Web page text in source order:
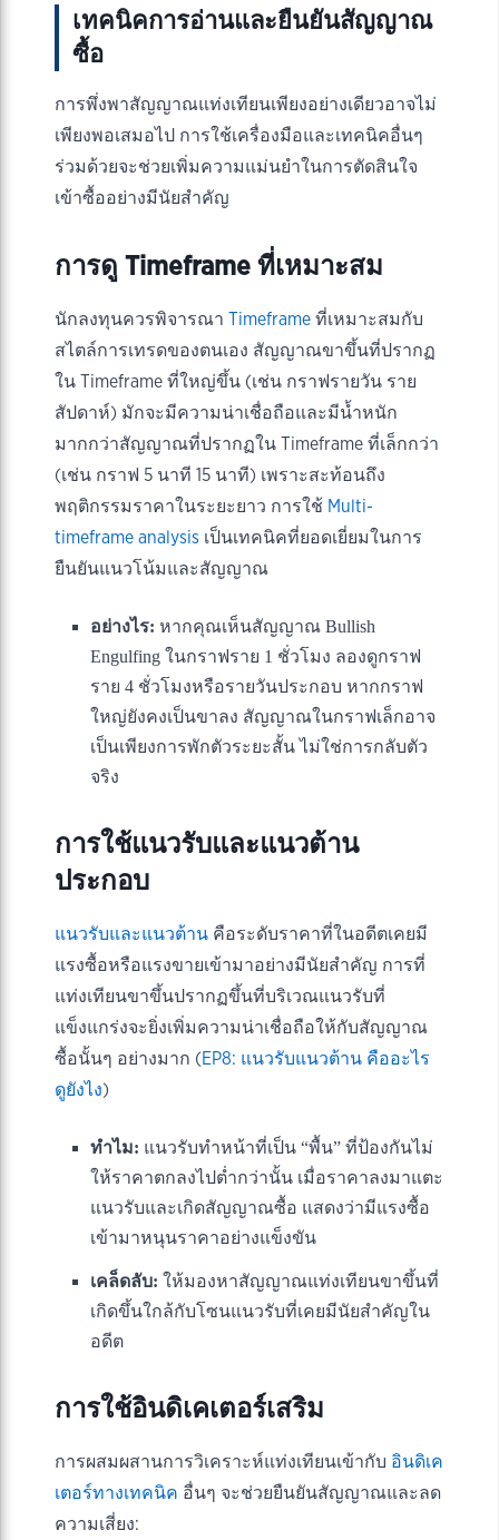
เทคนิคการอ่านและยืนยันสัญญาณ
ซื้อ
การพึ่งพาสัญญาณแท่งเทียนเพียงอย่างเดียวอาจไม่
เพียงพอเสมอไป การใช้เครื่องมือและเทคนิคอื่นๆ
ร่วมด้วยจะช่วยเพิ่มความแม่นยำในการตัดสินใจ
เข้าซื้ออย่างมีนัยสำคัญ
การดู Timeframe ที่เหมาะสม
นักลงทุนควรพิจารณา Timeframe ที่เหมาะสมกับ
สไตล์การเทรดของตนเอง สัญญาณขาขึ้นที่ปรากฏ
ใน Timeframe ที่ใหญ่ขึ้น (เช่น กราฟรายวัน ราย
สัปดาห์) มักจะมีความน่าเชื่อถือและมีน้ำหนัก
มากกว่าสัญญาณที่ปรากฏใน Timeframe ที่เล็กกว่า
(เช่น กราฟ 5 นาที 15 นาที) เพราะสะท้อนถึง
พฤติกรรมราคาในระยะยาว การใช้ Multi-
timeframe analysis เป็นเทคนิคที่ยอดเยี่ยมในการ
ยืนยันแนวโน้มและสัญญาณ
อย่างไร: หากคุณเห็นสัญญาณ Bullish
Engulfing ในกราฟราย 1 ชั่วโมง ลองดูกราฟ
ราย 4 ชั่วโมงหรือรายวันประกอบ หากกราฟ
ใหญ่ยังคงเป็นขาลง สัญญาณในกราฟเล็กอาจ
เป็นเพียงการพักตัวระยะสั้น ไม่ใช่การกลับตัว
จริง
การใช้แนวรับและแนวต้าน
ประกอบ
แนวรับและแนวต้าน คือระดับราคาที่ในอดีตเคยมี
แรงซื้อหรือแรงขายเข้ามาอย่างมีนัยสำคัญ การที่
แท่งเทียนขาขึ้นปรากฏขึ้นที่บริเวณแนวรับที่
แข็งแกร่งจะยิ่งเพิ่มความน่าเชื่อถือให้กับสัญญาณ
ซื้อนั้นๆ อย่างมาก (EP8: แนวรับแนวต้าน คืออะไร
ดูยังไง)
ทำไม: แนวรับทำหน้าที่เป็น “พื้น” ที่ป้องกันไม่
ให้ราคาตกลงไปต่ำกว่านั้น เมื่อราคาลงมาแตะ
แนวรับและเกิดสัญญาณซื้อ แสดงว่ามีแรงซื้อ
เข้ามาหนุนราคาอย่างแข็งขัน
เคล็ดลับ: ให้มองหาสัญญาณแท่งเทียนขาขึ้นที่
เกิดขึ้นใกล้กับโซนแนวรับที่เคยมีนัยสำคัญใน
อดีต
การใช้อินดิเคเตอร์เสริม
การผสมผสานการวิเคราะห์แท่งเทียนเข้ากับ อินดิเค
เตอร์ทางเทคนิค อื่นๆ จะช่วยยืนยันสัญญาณและลด
ความเสี่ยง: